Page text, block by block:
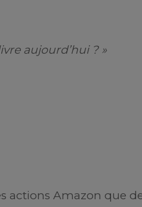
aujourd’hui ? »
actions Amazon que